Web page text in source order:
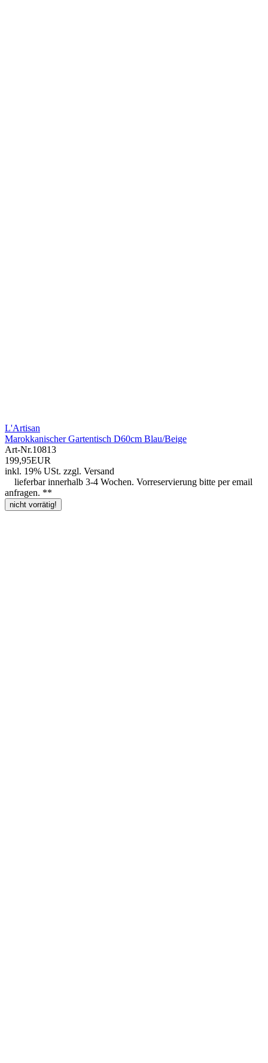
L'Artisan
Marokkanischer Gartentisch D60cm Blau/Beige
Art-Nr.10813
199,95EUR
inkl. 19% USt. zzgl. Versand
lieferbar innerhalb 3-4 Wochen. Vorreservierung bitte per email
anfragen. **
nicht vorrätig!